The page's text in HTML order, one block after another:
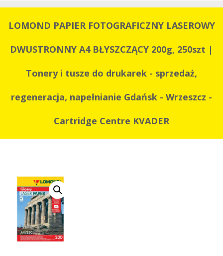
LOMOND PAPIER FOTOGRAFICZNY LASEROWY
DWUSTRONNY A4 BŁYSZCZĄCY 200g, 250szt |
Tonery i tusze do drukarek - sprzedaż,
regeneracja, napełnianie Gdańsk - Wrzeszcz -
Cartridge Centre KVADER